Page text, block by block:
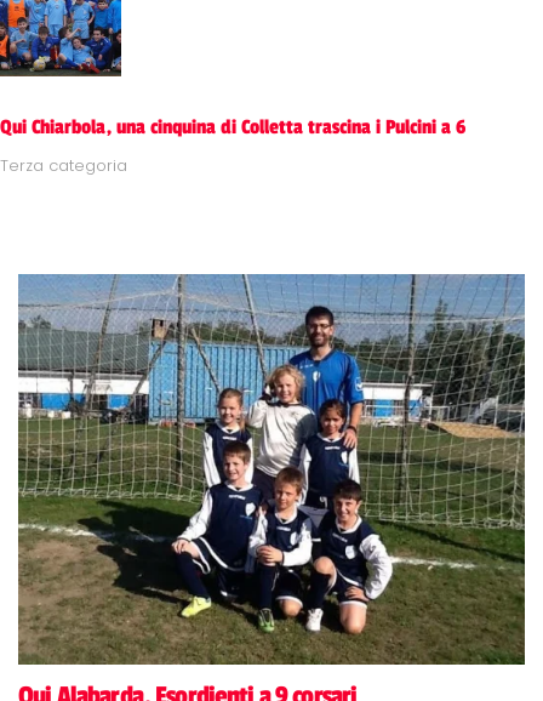
Qui Chiarbola, una cinquina di Colletta trascina i Pulcini a 6
Terza categoria